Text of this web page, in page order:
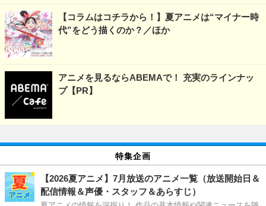
【コラムはコチラから！】夏アニメは“マイナー時
代”をどう描くのか？／ほか
アニメを見るならABEMAで！ 充実のラインナッ
プ【PR】
特集企画
【2026夏アニメ】7月放送のアニメ一覧（放送開始日＆
配信情報＆声優・スタッフ＆あらすじ）